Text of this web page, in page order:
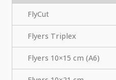
FlyCut
Flyers Triplex
Flyers 10×15 cm (A6)